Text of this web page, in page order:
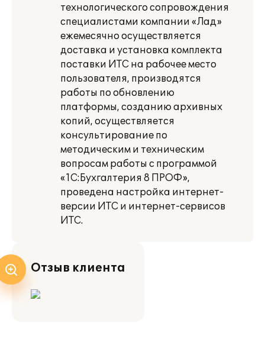
технологического сопровождения
специалистами компании «Лад»
ежемесячно осуществляется
доставка и установка комплекта
поставки ИТС на рабочее место
пользователя, производятся
работы по обновлению
платформы, созданию архивных
копий, осуществляется
консультирование по
методическим и техническим
вопросам работы с программой
«1С:Бухгалтерия 8 ПРОФ»,
проведена настройка интернет-
версии ИТС и интернет-сервисов
ИТС.
Отзыв клиента